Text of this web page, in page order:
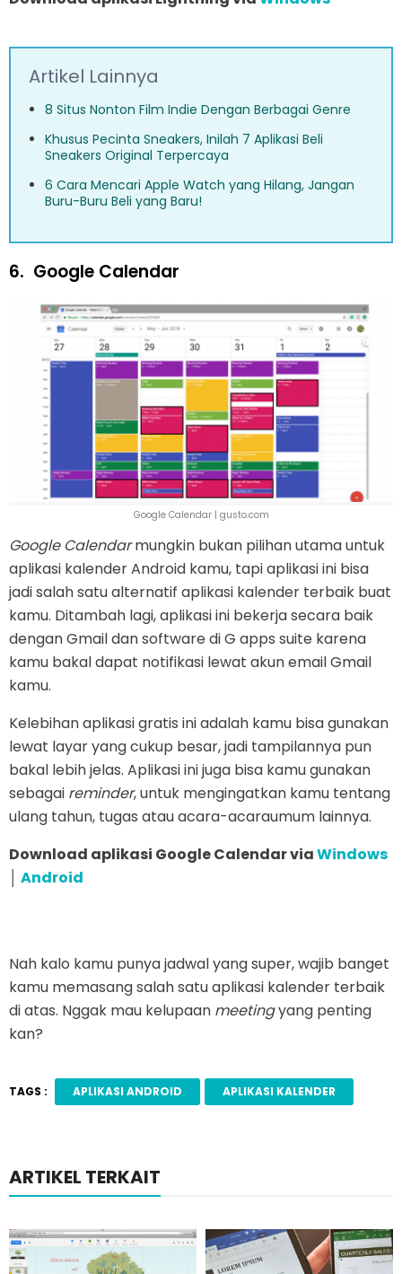
Artikel Lainnya
8 Situs Nonton Film Indie Dengan Berbagai Genre
Khusus Pecinta Sneakers, Inilah 7 Aplikasi Beli
Sneakers Original Terpercaya
6 Cara Mencari Apple Watch yang Hilang, Jangan
Buru-Buru Beli yang Baru!
6. Google Calendar
Google Calendar | gusto.com
Google Calendarmungkin bukan pilihan utama untuk
aplikasi kalender Android kamu, tapi aplikasi ini bisa
jadi salah satu alternatif aplikasi kalender terbaik buat
kamu. Ditambah lagi, aplikasi ini bekerja secara baik
dengan Gmail dan software di G apps suite karena
kamu bakal dapat notifikasi lewat akun email Gmail
kamu.
Kelebihan aplikasi gratis ini adalah kamu bisa gunakan
lewat layar yang cukup besar, jadi tampilannya pun
bakal lebih jelas. Aplikasi ini juga bisa kamu gunakan
sebagai reminder, untuk mengingatkan kamu tentang
ulang tahun, tugas atau acara-acaraumum lainnya.
Download aplikasi Google Calendar viaWindows
Android
Nah kalo kamu punya jadwal yang super, wajib banget
kamu memasang salah satu aplikasi kalender terbaik
di atas. Nggak mau kelupaan meetingyang penting
kan?
TAGS : APLIKASI ANDROID APLIKASI KALENDER
ARTIKEL TERKAIT